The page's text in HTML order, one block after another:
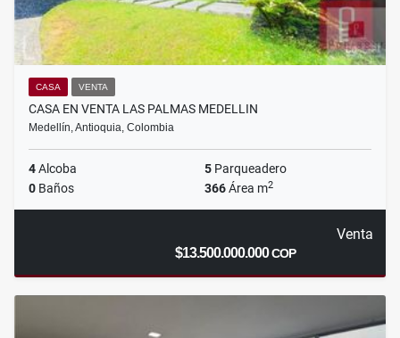
CASA VENTA
CASA EN VENTA LAS PALMAS MEDELLIN
Medellín, Antioquia, Colombia
4Alcoba 5 Parqueadero
0 Baños 366Área m2
Venta
$13.500.000.000COP